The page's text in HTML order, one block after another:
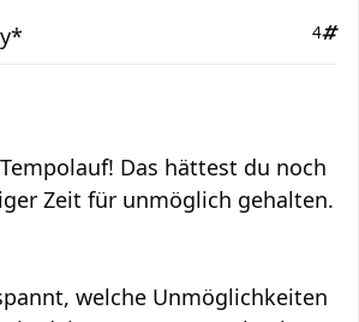
4
Das hättest du noch
Zeit für unmöglich gehalten.
welche Unmöglichkeiten